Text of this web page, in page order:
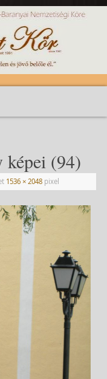
képei (94)
1536 × 2048pixel